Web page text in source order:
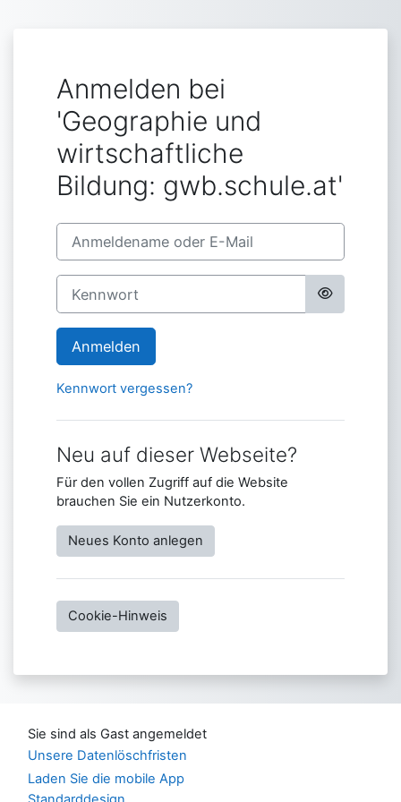
Anmelden bei
'Geographie und
wirtschaftliche
Bildung: gwb.schule.at'
Anmeldename oder E-Mail
Kennwort
Anmelden
Kennwort vergessen?
Neu auf dieser Webseite?
Für den vollen Zugriff auf die Website
brauchen Sie ein Nutzerkonto.
Neues Konto anlegen
Cookie-Hinweis
Sie sind als Gast angemeldet
Unsere Datenlöschfristen
Laden Sie die mobile App